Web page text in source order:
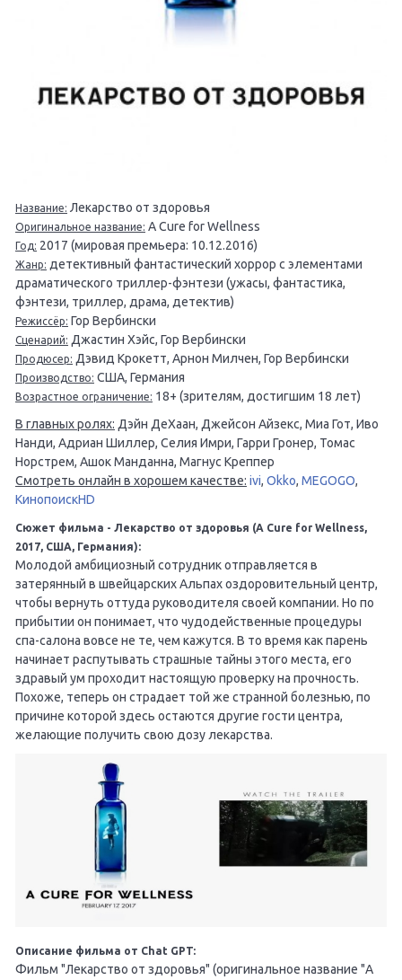
Название: Лекарство от здоровья
Оригинальное название: A Cure for Wellness
Год: 2017 (мировая премьера: 10.12.2016)
Жанр: детективный фантастический хоррор с элементами
драматического триллер-фэнтези (ужасы, фантастика,
фэнтези, триллер, драма, детектив)
Режиссёр: Гор Вербински
Сценарий: Джастин Хэйс, Гор Вербински
Продюсер: Дэвид Крокетт, Арнон Милчен, Гор Вербински
Производство: США, Германия
Возрастное ограничение: 18+ (зрителям, достигшим 18 лет)
В главных ролях: Дэйн ДеХаан, Джейсон Айзекс, Миа Гот, Иво
Нанди, Адриан Шиллер, Селия Имри, Гарри Гронер, Томас
Норстрем, Ашок Манданна, Магнус Креппер
Смотреть онлайн в хорошем качестве: ivi, Okko, MEGOGO,
КинопоискHD
Сюжет фильма - Лекарство от здоровья (A Cure for Wellness,
2017, США, Германия):
Молодой амбициозный сотрудник отправляется в
затерянный в швейцарских Альпах оздоровительный центр,
чтобы вернуть оттуда руководителя своей компании. Но по
прибытии он понимает, что чудодейственные процедуры
спа-салона вовсе не те, чем кажутся. В то время как парень
начинает распутывать страшные тайны этого места, его
здравый ум проходит настоящую проверку на прочность.
Похоже, теперь он страдает той же странной болезнью, по
причине которой здесь остаются другие гости центра,
желающие получить свою дозу лекарства.
Описание фильма от Chat GPT:
Фильм "Лекарство от здоровья" (оригинальное название "A